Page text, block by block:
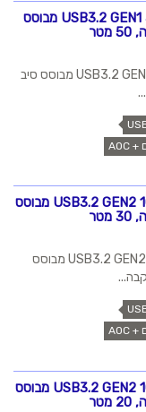
כבל מאריך USB3.2 GEN1 5G AOC מבוסס
כבל מאריך USB3.2 GEN1 5G AOC מבוסס סיב
כבל מאריך USB3.2 GEN2 10G AOC מבוסס
כבל מאריך USB3.2 GEN2 10G AOC מבוסס
כבל מאריך USB3.2 GEN2 10G AOC מבוסס